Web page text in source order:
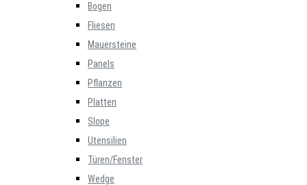
Bogen
Fliesen
Mauersteine
Panels
Pflanzen
Platten
Slope
Utensilien
Türen/Fenster
Wedge